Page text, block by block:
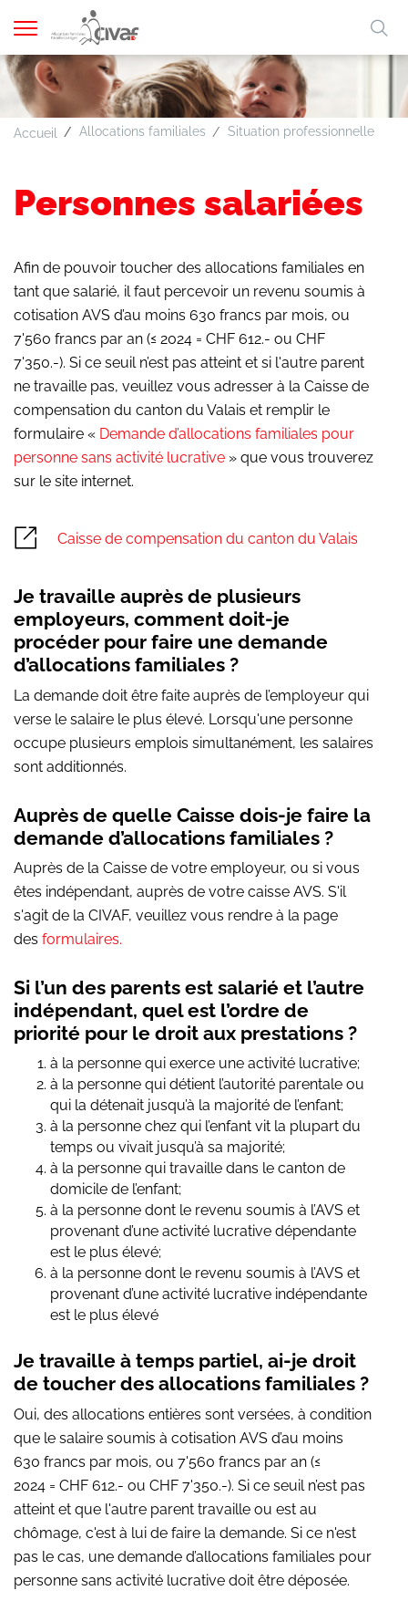
A A A
Afficher
la
navigation
Accueil Allocations familiales Situation professionnelle
Personnes salariées
Afin de pouvoir toucher des allocations familiales en
tant que salarié, il faut percevoir un revenu soumis à
cotisation AVS d’au moins 630 francs par mois, ou
7'560 francs par an (≤ 2024 = CHF 612.- ou CHF
7'350.-). Si ce seuil n’est pas atteint et si l'autre parent
ne travaille pas, veuillez vous adresser à la Caisse de
compensation du canton du Valais et remplir le
formulaire « Demande d’allocations familiales pour
personne sans activité lucrative » que vous trouverez
sur le site internet.
Caisse de compensation du canton du Valais
Je travaille auprès de plusieurs
employeurs, comment doit-je
procéder pour faire une demande
d’allocations familiales ?
La demande doit être faite auprès de l’employeur qui
verse le salaire le plus élevé. Lorsqu'une personne
occupe plusieurs emplois simultanément, les salaires
sont additionnés.
Auprès de quelle Caisse dois-je faire la
demande d’allocations familiales ?
Auprès de la Caisse de votre employeur, ou si vous
êtes indépendant, auprès de votre caisse AVS. S'il
s'agit de la CIVAF, veuillez vous rendre à la page
des formulaires.
Si l’un des parents est salarié et l’autre
indépendant, quel est l’ordre de
priorité pour le droit aux prestations ?
à la personne qui exerce une activité lucrative;
à la personne qui détient l’autorité parentale ou
qui la détenait jusqu’à la majorité de l’enfant;
à la personne chez qui l’enfant vit la plupart du
temps ou vivait jusqu’à sa majorité;
à la personne qui travaille dans le canton de
domicile de l’enfant;
à la personne dont le revenu soumis à l’AVS et
provenant d’une activité lucrative dépendante
est le plus élevé;
à la personne dont le revenu soumis à l’AVS et
provenant d’une activité lucrative indépendante
est le plus élevé
Je travaille à temps partiel, ai-je droit
de toucher des allocations familiales ?
Oui, des allocations entières sont versées, à condition
que le salaire soumis à cotisation AVS d’au moins
630 francs par mois, ou 7'560 francs par an (≤
2024 = CHF 612.- ou CHF 7'350.-). Si ce seuil n’est pas
atteint et que l'autre parent travaille ou est au
chômage, c'est à lui de faire la demande. Si ce n'est
pas le cas, une demande d’allocations familiales pour
personne sans activité lucrative doit être déposée.